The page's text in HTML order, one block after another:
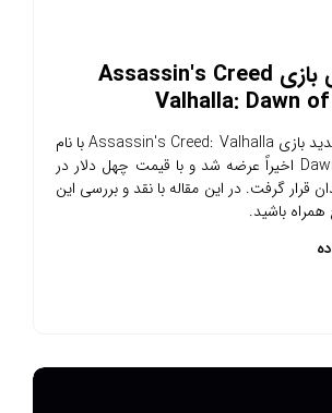
نقد و بررسی بازی Assassin's Creed
Valhalla: Dawn
بسته‌ی الحاقی جدید بازی Assassin's Creed: Valhalla با نام
Dawn of Ragnarok اخیراً عرضه شد و با قیمت چهل دلار در
قرار گرفت. در این مقاله با نقد و بررسی این